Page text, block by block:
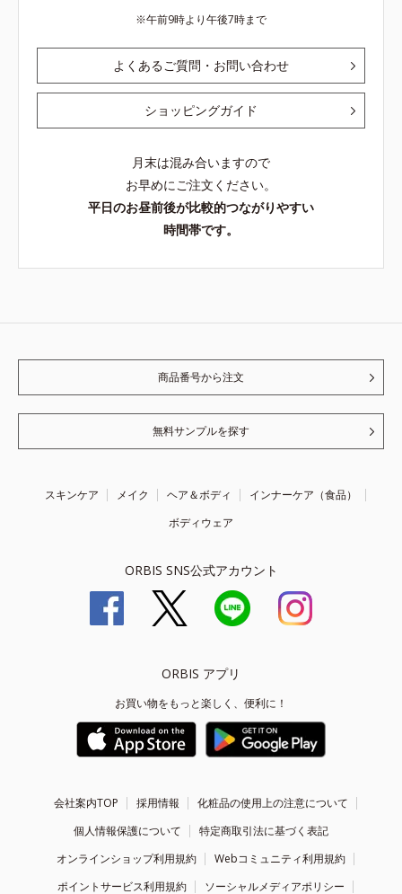
午前9時より午後7時まで
よくあるご質問・お問い合わせ
ショッピングガイド
月末は混み合いますので
お早めにご注文ください。
平日のお昼前後が比較的つながりやすい
時間帯です。
商品番号から注文
無料サンプルを探す
スキンケア メイク ヘア＆ボディ
インナーケア（食品）
ボディウェア
ORBIS SNS公式アカウント
ORBIS アプリ
お買い物をもっと楽しく、便利に！
会社案内TOP 採用情報
化粧品の使用上の注意について
個人情報保護について
特定商取引法に基づく表記
オンラインショップ利用規約
Webコミュニティ利用規約
ポイントサービス利用規約
ソーシャルメディアポリシー